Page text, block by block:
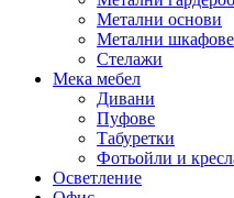
Метални основи
Метални шкафове
Стелажи
Мека мебел
Дивани
Пуфове
Табуретки
Фотьойли и
Осветление